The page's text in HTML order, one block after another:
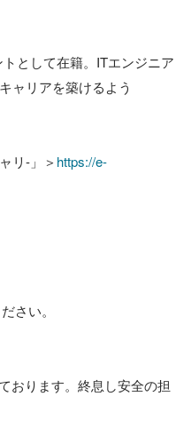
として在籍。ITエンジニア
ャリアを築けるよう
リ-」＞ https://e-
さい。
おります。終息し安全の担